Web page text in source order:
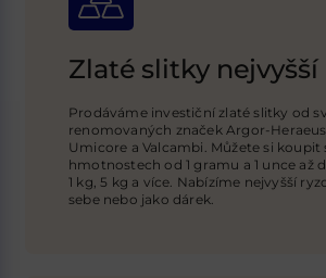
Zlaté slitky nejvyšší
Prodáváme investiční zlaté slitky od
renomovaných značek Argor-
Umicore a Valcambi. Můžete si koupit
hmotnostech od 1 gramu a 1 unce až
1 kg, 5 kg a více. Nabízíme nejvyšší
sebe nebo jako dárek.